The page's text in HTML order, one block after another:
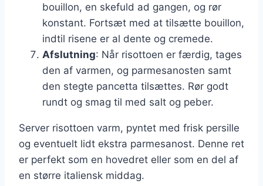
bouillon, en skefuld ad gangen, og rør
konstant. Fortsæt med at tilsætte bouillon,
indtil risene er al dente og cremede.
Afslutning: Når risottoen er færdig, tages
den af varmen, og parmesanosten samt
den stegte pancetta tilsættes. Rør godt
rundt og smag til med salt og peber.
Server risottoen varm, pyntet med frisk persille
og eventuelt lidt ekstra parmesanost. Denne ret
er perfekt som en hovedret eller som en del af
en større italiensk middag.